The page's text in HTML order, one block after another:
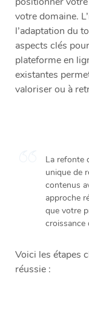
votre domaine.
l’adaptation du
aspects clés
plateforme en
existantes
valoriser ou à
La refonte
unique de
contenus
approche
que votre
croissance
Voici les étapes
réussie :